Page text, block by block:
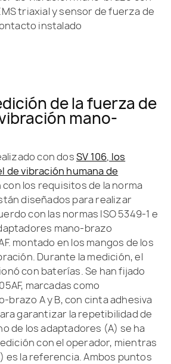
triaxial y sensor de fuerza de
instalado
de la fuerza de
mano-
con dosSV 106, los
de vibración humana de
con los requisitos de la norma
diseñados para realizar
con las normas ISO 5349-1 e
mano-brazo
montado en los mangos de los
Durante la medición, el
con baterías. Se han fijado
marcadas como
brazo A y B, con cinta adhesiva
garantizar la repetibilidad de
de los adaptadores (A) se ha
con el operador, mientras
es la referencia. Ambos puntos